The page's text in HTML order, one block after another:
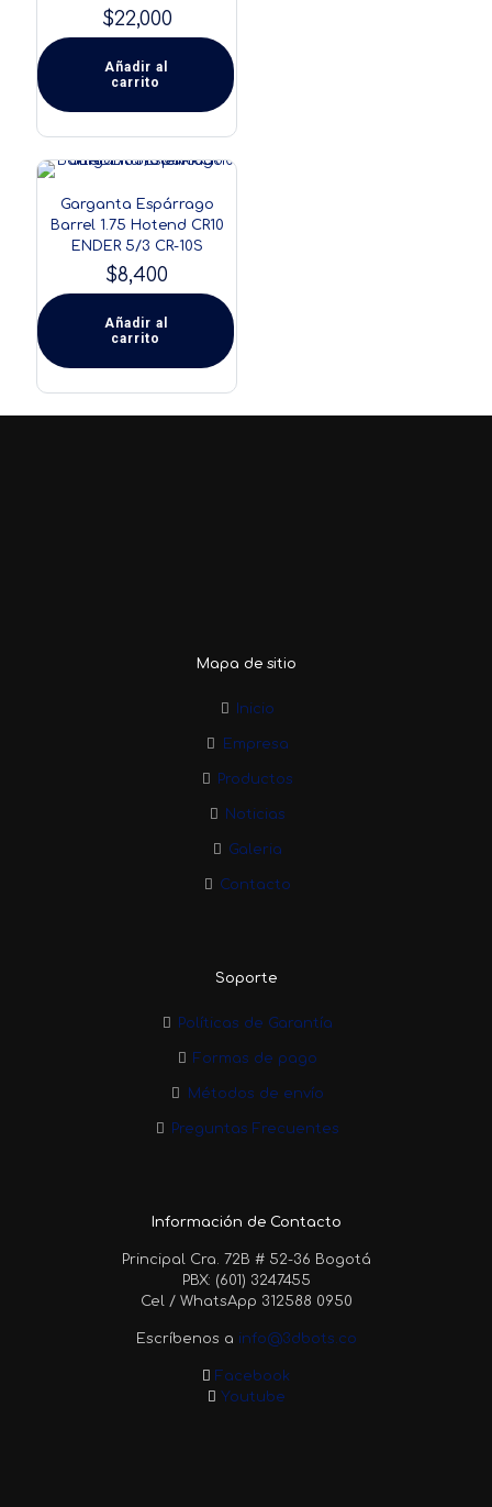
$22,000
Añadir al
carrito
Garganta Espárrago
Barrel 1.75 Hotend CR10
ENDER 5/3 CR-10S
$8,400
Añadir al
carrito
Mapa de sitio
Inicio
Empresa
Productos
Noticias
Galeria
Contacto
Soporte
Políticas de Garantía
Formas de pago
Métodos de envío
Preguntas Frecuentes
Información de Contacto
Principal Cra. 72B # 52-36 Bogotá
PBX: (601) 3247455
Cel / WhatsApp 312588 0950
Escríbenos a info@3dbots.co
Facebook
Youtube